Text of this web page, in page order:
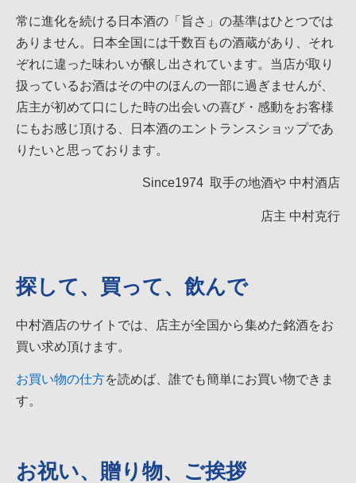
常に進化を続ける日本酒の「旨さ」の基準はひとつでは
ありません。日本全国には千数百もの酒蔵があり、それ
ぞれに違った味わいが醸し出されています。当店が取り
扱っているお酒はその中のほんの一部に過ぎませんが、
店主が初めて口にした時の出会いの喜び・感動をお客様
にもお感じ頂ける、日本酒のエントランスショップであ
りたいと思っております。
Since1974 取手の地酒や 中村酒店
店主 中村克行
探して、買って、飲んで
中村酒店のサイトでは、店主が全国から集めた銘酒をお
買い求め頂けます。
お買い物の仕方を読めば、誰でも簡単にお買い物できま
す。
お祝い、贈り物、ご挨拶